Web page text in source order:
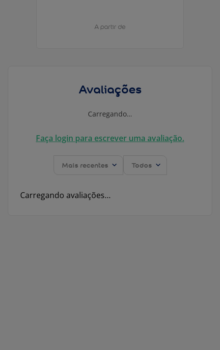
A partir de
Avaliações
Carregando…
Faça login para escrever uma avaliação.
Mais recentes Todos
Carregando avaliações…